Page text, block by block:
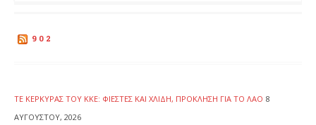
902
ΤΕ ΚΈΡΚΥΡΑΣ ΤΟΥ ΚΚΕ: ΦΙΈΣΤΕΣ ΚΑΙ ΧΛΙΔΉ, ΠΡΌΚΛΗΣΗ ΓΙΑ ΤΟ ΛΑΌ 8
ΑΥΓΟΎΣΤΟΥ, 2026